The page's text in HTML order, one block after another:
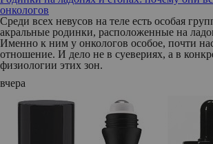
онкологов
Среди всех невусов на теле есть особая
акральные родинки, расположенные на
Именно к ним у онкологов особое, почти
отношение. И дело не в суевериях, а в
физиологии этих зон.
вчера